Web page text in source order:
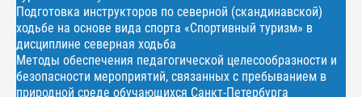
Подготовка инструкторов по северной (скандинавской)
ходьбе на основе вида спорта «Спортивный туризм» в
дисциплине северная ходьба
Методы обеспечения педагогической целесообразности и
безопасности мероприятий, связанных с пребыванием в
природной среде обучающихся Санкт-Петербурга